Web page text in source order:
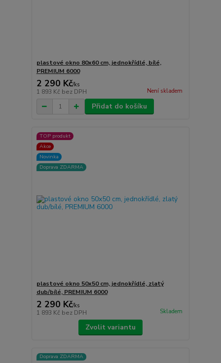
plastové okno 80x60 cm, jednokřídlé, bílé,
PREMIUM 6000
2 290 Kč/ks
1 893 Kč bez DPH Není skladem
Přidat do košíku
TOP produkt
Akce
Novinka
Doprava ZDARMA
plastové okno 50x50 cm, jednokřídlé, zlatý
dub/bílé, PREMIUM 6000
2 290 Kč/ks
1 893 Kč bez DPH Skladem
Zvolit variantu
Doprava ZDARMA